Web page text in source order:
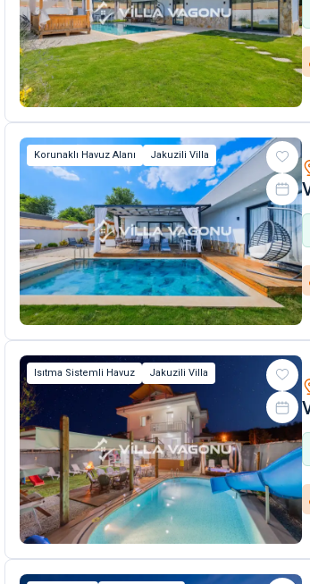
Korunaklı Havuz Alanı Jakuzili Villa
Isıtma Sistemli Havuz Jakuzili Villa